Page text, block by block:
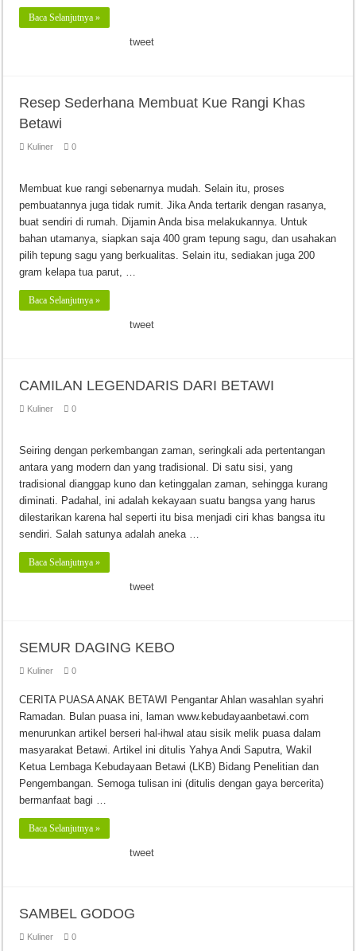
Baca Selanjutnya »
tweet
Resep Sederhana Membuat Kue Rangi Khas
Betawi
Kuliner 0
Membuat kue rangi sebenarnya mudah. Selain itu, proses
pembuatannya juga tidak rumit. Jika Anda tertarik dengan rasanya,
buat sendiri di rumah. Dijamin Anda bisa melakukannya. Untuk
bahan utamanya, siapkan saja 400 gram tepung sagu, dan usahakan
pilih tepung sagu yang berkualitas. Selain itu, sediakan juga 200
gram kelapa tua parut, …
Baca Selanjutnya »
tweet
CAMILAN LEGENDARIS DARI BETAWI
Kuliner 0
Seiring dengan perkembangan zaman, seringkali ada pertentangan
antara yang modern dan yang tradisional. Di satu sisi, yang
tradisional dianggap kuno dan ketinggalan zaman, sehingga kurang
diminati. Padahal, ini adalah kekayaan suatu bangsa yang harus
dilestarikan karena hal seperti itu bisa menjadi ciri khas bangsa itu
sendiri. Salah satunya adalah aneka …
Baca Selanjutnya »
tweet
SEMUR DAGING KEBO
Kuliner 0
CERITA PUASA ANAK BETAWI Pengantar Ahlan wasahlan syahri
Ramadan. Bulan puasa ini, laman www.kebudayaanbetawi.com
menurunkan artikel berseri hal-ihwal atau sisik melik puasa dalam
masyarakat Betawi. Artikel ini ditulis Yahya Andi Saputra, Wakil
Ketua Lembaga Kebudayaan Betawi (LKB) Bidang Penelitian dan
Pengembangan. Semoga tulisan ini (ditulis dengan gaya bercerita)
bermanfaat bagi …
Baca Selanjutnya »
tweet
SAMBEL GODOG
Kuliner 0